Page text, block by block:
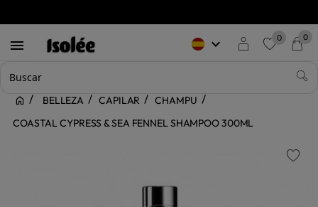
 keyboard_arrow_down 0 0
BELLEZA CAPILAR
CHAMPU
COASTAL CYPRESS & SEA FENNEL SHAMPOO 300ML